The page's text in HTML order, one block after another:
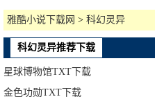
雅酷小说下载网 > 科幻灵异
科幻灵异推荐下载
星球博物馆TXT下载
金色功勋TXT下载